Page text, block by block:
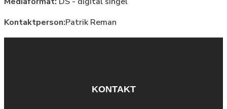
Kontaktperson:Patrik Reman
KONTAKT